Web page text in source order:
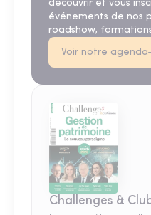
découvrir et vous
événements de nos
roadshow,
Voir notre agenda
Challenges &